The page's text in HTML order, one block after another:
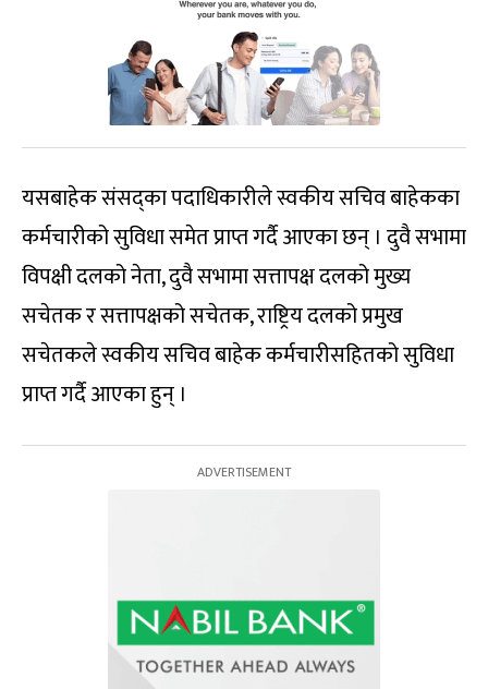
यसबाहेक संसद्का पदाधिकारीले स्वकीय सचिव बाहेकका
कर्मचारीको सुविधा समेत प्राप्त गर्दै आएका छन् । दुवै सभामा
विपक्षी दलको नेता, दुवै सभामा सत्तापक्ष दलको मुख्य
सचेतक र सत्तापक्षको सचेतक, राष्ट्रिय दलको प्रमुख
सचेतकले स्वकीय सचिव बाहेक कर्मचारीसहितको सुविधा
प्राप्त गर्दै आएका हुन् ।